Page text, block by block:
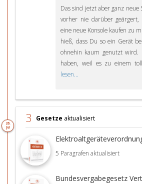
Das sind jetzt aber ganz neue
vorher nie darüber
eine neue Konsole kaufen zu
hieß, dass Du so ein Gerät
ohnehin kaum genutzt wird.
haben, weil es zu einem
lesen...
26.
Jul
3 Gesetze aktualisiert
5 Paragrafen aktualisiert
Bundesvergabegesetz